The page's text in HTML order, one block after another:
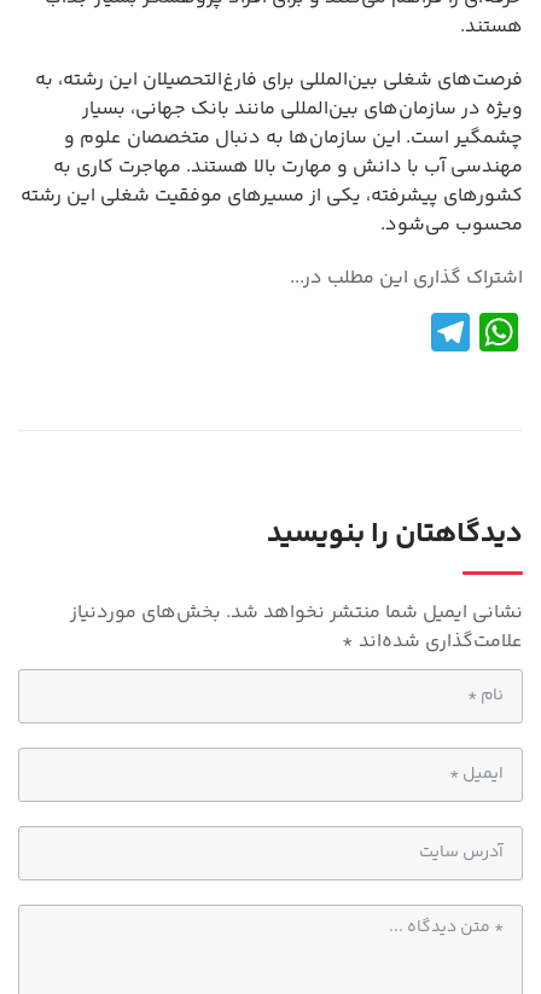
هستند.
فرصت‌های شغلی بین‌المللی برای فارغ‌التحصیلان این رشته، به
ویژه در سازمان‌های بین‌المللی مانند بانک جهانی، بسیار
چشمگیر است. این سازمان‌ها به دنبال متخصصان علوم و
مهندسی آب با دانش و مهارت بالا هستند. مهاجرت کاری به
کشورهای پیشرفته، یکی از مسیرهای موفقیت شغلی این رشته
محسوب می‌شود.
اشتراک گذاری این مطلب در...
W
h
p
p
دیدگاهتان را بنویسید
نشانی ایمیل شما منتشر نخواهد شد. بخش‌های موردنیاز
علامت‌گذاری شده‌اند *